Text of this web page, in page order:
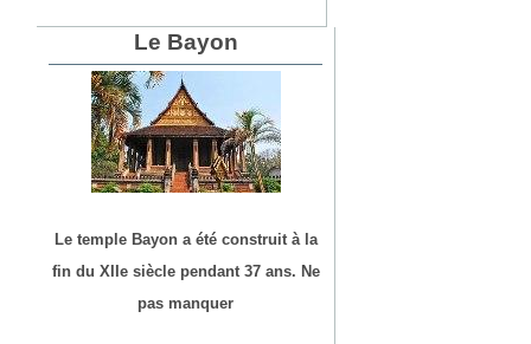
Le Bayon
Le temple Bayon a été construit à la
fin du XIIe siècle pendant 37 ans. Ne
pas manquer